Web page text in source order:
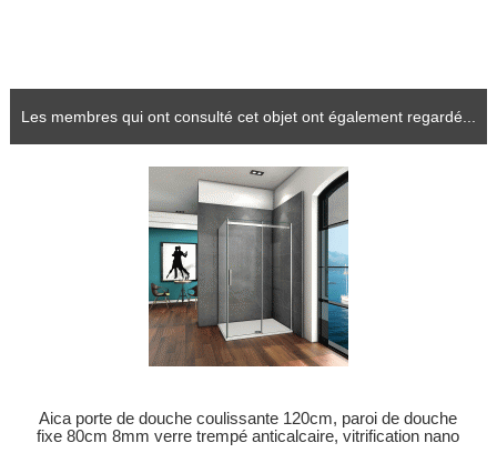
Les membres qui ont consulté cet objet ont également regardé...
Aica porte de douche coulissante 120cm, paroi de douche
fixe 80cm 8mm verre trempé anticalcaire, vitrification nano